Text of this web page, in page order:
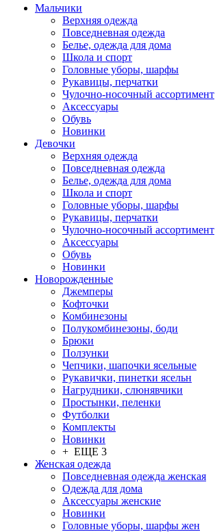
Мальчики
Верхняя одежда
Повседневная одежда
Белье, одежда для дома
Школа и спорт
Головные уборы, шарфы
Рукавицы, перчатки
Чулочно-носочный ассортимент
Аксессуары
Обувь
Новинки
Девочки
Верхняя одежда
Повседневная одежда
Белье, одежда для дома
Школа и спорт
Головные уборы, шарфы
Рукавицы, перчатки
Чулочно-носочный ассортимент
Аксессуары
Обувь
Новинки
Новорожденные
Джемперы
Кофточки
Комбинезоны
Полукомбинезоны, боди
Брюки
Ползунки
Чепчики, шапочки ясельные
Рукавички, пинетки ясельн
Нагрудники, слюнявчики
Простынки, пеленки
Футболки
Комплекты
Новинки
+ ЕЩЕ 3
Женская одежда
Повседневная одежда женская
Одежда для дома
Аксессуары женские
Новинки
Головные уборы, шарфы жен